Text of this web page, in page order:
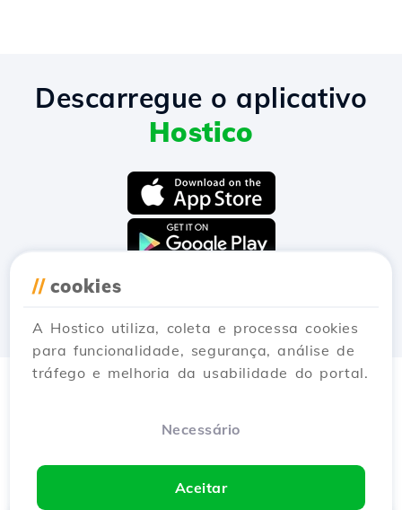
// cookies
A Hostico utiliza, coleta e processa cookies
para funcionalidade, segurança, análise de
tráfego e melhoria da usabilidade do portal.
Necessário
Aceitar
Descarregue o aplicativo
Hostico